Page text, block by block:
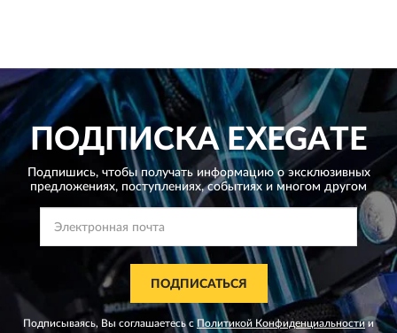
ПОДПИСКАEXEGATE
Подпишись, чтобы получать информацию о эксклюзивных
предложениях, поступлениях, событиях и многом другом
ПОДПИСАТЬСЯ
Подписываясь, Вы соглашаетесь сПолитикой Конфиденциальности и